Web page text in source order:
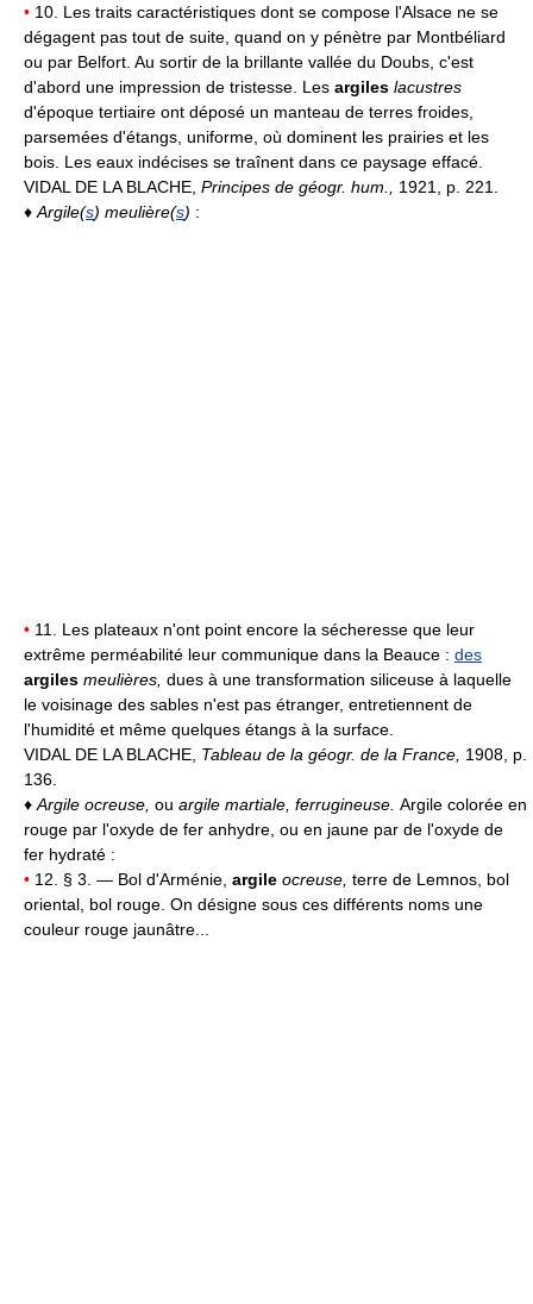
• 10. Les traits caractéristiques dont se compose l'Alsace ne se
dégagent pas tout de suite, quand on y pénètre par Montbéliard
ou par Belfort. Au sortir de la brillante vallée du Doubs, c'est
d'abord une impression de tristesse. Les argiles lacustres
d'époque tertiaire ont déposé un manteau de terres froides,
parsemées d'étangs, uniforme, où dominent les prairies et les
bois. Les eaux indécises se traînent dans ce paysage effacé.
VIDAL DE LA BLACHE, Principes de géogr. hum., 1921, p. 221.
♦ Argile(s) meulière(s) :
• 11. Les plateaux n'ont point encore la sécheresse que leur
extrême perméabilité leur communique dans la Beauce : des
argiles meulières, dues à une transformation siliceuse à laquelle
le voisinage des sables n'est pas étranger, entretiennent de
l'humidité et même quelques étangs à la surface.
VIDAL DE LA BLACHE, Tableau de la géogr. de la France, 1908, p.
136.
♦ Argile ocreuse, ou argile martiale, ferrugineuse. Argile colorée en
rouge par l'oxyde de fer anhydre, ou en jaune par de l'oxyde de
fer hydraté :
• 12. § 3. — Bol d'Arménie, argile ocreuse, terre de Lemnos, bol
oriental, bol rouge. On désigne sous ces différents noms une
couleur rouge jaunâtre...